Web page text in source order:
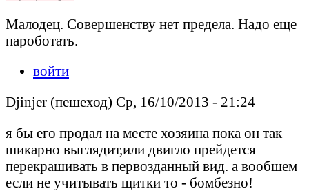
Малодец. Совершенству нет предела. Надо еще
пароботать.
войти
Djinjer (пешеход) Ср, 16/10/2013 - 21:24
я бы его продал на месте хозяина пока он так
шикарно выглядит,или двигло прейдется
перекрашивать в первозданный вид. а вообшем
если не учитывать щитки то - бомбезно!